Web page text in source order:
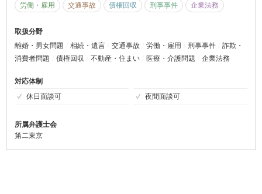
労働・雇用
交通事故 債権回収 刑事事件 企業法務
取扱分野
離婚・男女問題
相続・遺言 交通事故 労働・雇用 刑事事件
詐欺・
消費者問題
債権回収 不動産・住まい 医療・介護問題 企業法務
対応体制
休日面談可
夜間面談可
所属弁護士会
第二東京